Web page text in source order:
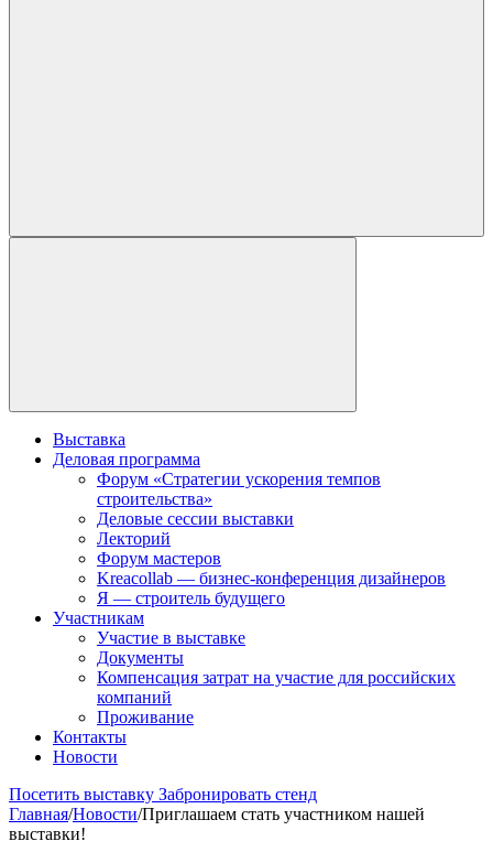
Выставка
Деловая программа
Форум «Стратегии ускорения темпов
строительства»
Деловые сессии выставки
Лекторий
Форум мастеров
Kreacollab — бизнес-конференция дизайнеров
Я — строитель будущего
Участникам
Участие в выставке
Документы
Компенсация затрат на участие для российских
компаний
Проживание
Контакты
Новости
Посетить выставку Забронировать стенд
Главная/Новости/Приглашаем стать участником нашей
выставки!